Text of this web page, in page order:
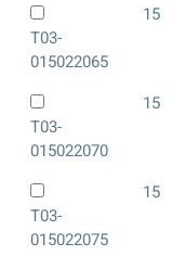
T03-
015022065
15
T03-
015022070
15
T03-
015022075
15